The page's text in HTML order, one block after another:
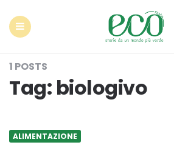
1 POSTS
Tag: biologivo
ALIMENTAZIONE